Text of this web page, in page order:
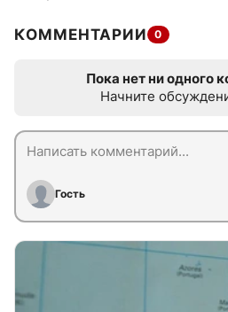
КОММЕНТАРИИ 0
Пока нет ни одного
Начните
Гость